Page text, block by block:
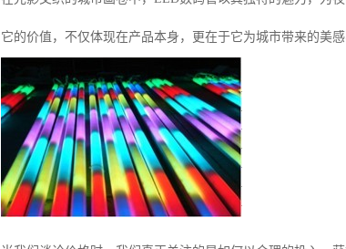
它的价值，不仅体现在产品本身，更在于它为城市带来的美感